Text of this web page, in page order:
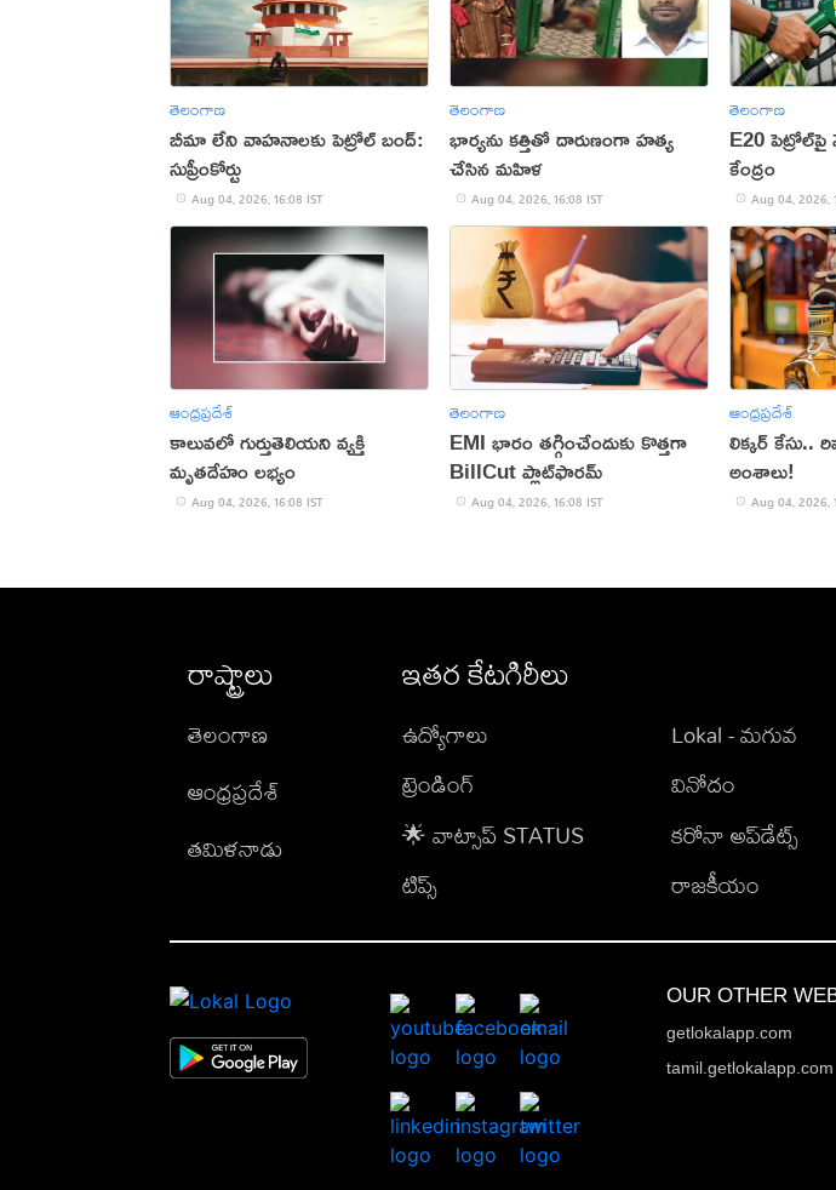
తెలంగాణ
బీమా లేని వాహనాలకు పెట్రోల్ బంద్:
సుప్రీంకోర్టు
Aug 04, 2026, 16:08 IST
తెలంగాణ
భార్యను కత్తితో దారుణంగా హత్య
చేసిన మహిళ
Aug 04, 2026, 16:08 IST
తెలంగాణ
E20 పెట్రోల్‌పై
కేంద్రం
Aug 04, 2026,
ఆంధ్రప్రదేశ్
కాలువలో గుర్తుతెలియని వ్యక్తి
మృతదేహం లభ్యం
Aug 04, 2026, 16:08 IST
తెలంగాణ
EMI భారం తగ్గించేందుకు కొత్తగా
BillCut ప్లాట్‌ఫారమ్
Aug 04, 2026, 16:08 IST
ఆంధ్రప్రదేశ్
లిక్కర్ కేసు..
అంశాలు!
Aug 04, 2026,
రాష్ట్రాలు
తెలంగాణ
ఆంధ్రప్రదేశ్
తమిళనాడు
ఇతర కేటగిరీలు
ఉద్యోగాలు
ట్రెండింగ్
🌟 వాట్సాప్ STATUS
టిప్స్
Lokal - మగువ
వినోదం
కరోనా అప్‌డేట్స్
రాజకీయం
OUR OTHER
getlokalapp.com
tamil.getlokalapp.com